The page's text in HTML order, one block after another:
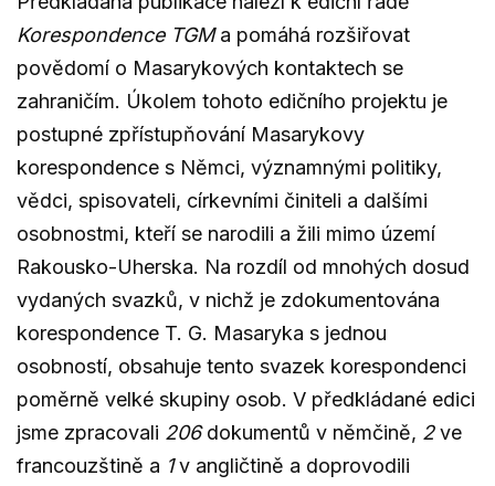
Korespondence TGMa pomáhá rozšiřovat
povědomí o Masarykových kontaktech se
zahraničím. Úkolem tohoto edičního projektu je
postupné zpřístupňování Masarykovy
korespondence s Němci, významnými politiky,
vědci, spisovateli, církevními činiteli a dalšími
osobnostmi, kteří se narodili a žili mimo území
Rakousko-Uherska. Na rozdíl od mnohých dosud
vydaných svazků, v nichž je zdokumentována
korespondence T. G. Masaryka s jednou
osobností, obsahuje tento svazek korespondenci
poměrně velké skupiny osob. V předkládané edici
jsme zpracovali 206dokumentů v němčině, 2ve
francouzštině a 1v angličtině a doprovodili